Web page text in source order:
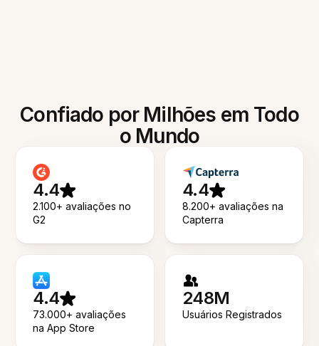
Confiado por Milhões em Todo
o Mundo
4.4
2.100+ avaliações no
G2
4.4
8.200+ avaliações na
Capterra
4.4
73.000+ avaliações
na App Store
248M
Usuários Registrados